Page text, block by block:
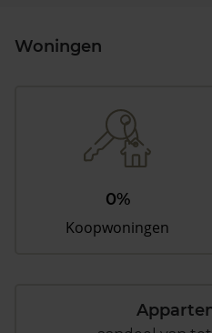
Woningen
0%
Koopwoningen